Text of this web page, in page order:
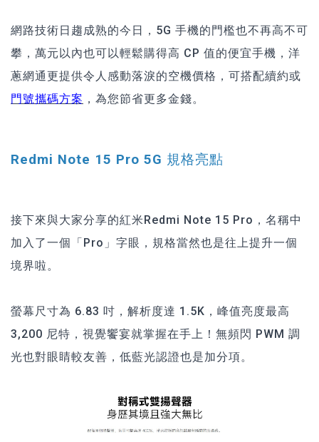
網路技術日趨成熟的今日，5G 手機的門檻也不再高不可
攀，萬元以內也可以輕鬆購得高 CP 值的便宜手機，洋
蔥網通更提供令人感動落淚的空機價格，可搭配續約或
門號攜碼方案 ，為您節省更多金錢。
Redmi Note 15 Pro 5G 規格亮點
接下來與大家分享的紅米Redmi Note 15 Pro，名稱中
加入了一個「Pro」字眼，規格當然也是往上提升一個
境界啦。
螢幕尺寸為 6.83 吋，解析度達 1.5K，峰值亮度最高
3,200 尼特，視覺饗宴就掌握在手上！無頻閃 PWM 調
光也對眼睛較友善，低藍光認證也是加分項。